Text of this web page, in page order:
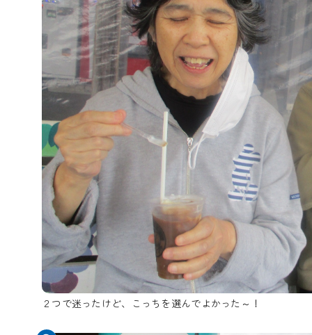
２つで迷ったけど、こっちを選んでよかった～！